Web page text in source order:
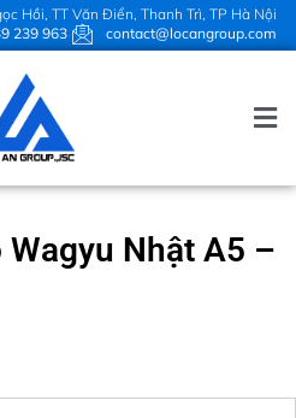
Hồi, TT Văn Điển, Thanh Trì, TP Hà Nội
239 963
contact@locangroup.com
Nhật A5 –